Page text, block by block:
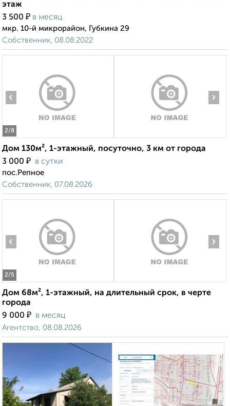
этаж
3 500 ₽ в месяц
мкр. 10-й микрорайон, Губкина 29
Собственник, 08.08.2022
2/8
‹ ›
Дом 130м², 1-этажный, посуточно, 3 км от города
3 000 ₽ в сутки
пос.Репное
Собственник, 07.08.2026
2/5
‹ ›
Дом 68м², 1-этажный, на длительный срок, в черте
города
9 000 ₽ в месяц
Агентство, 08.08.2026